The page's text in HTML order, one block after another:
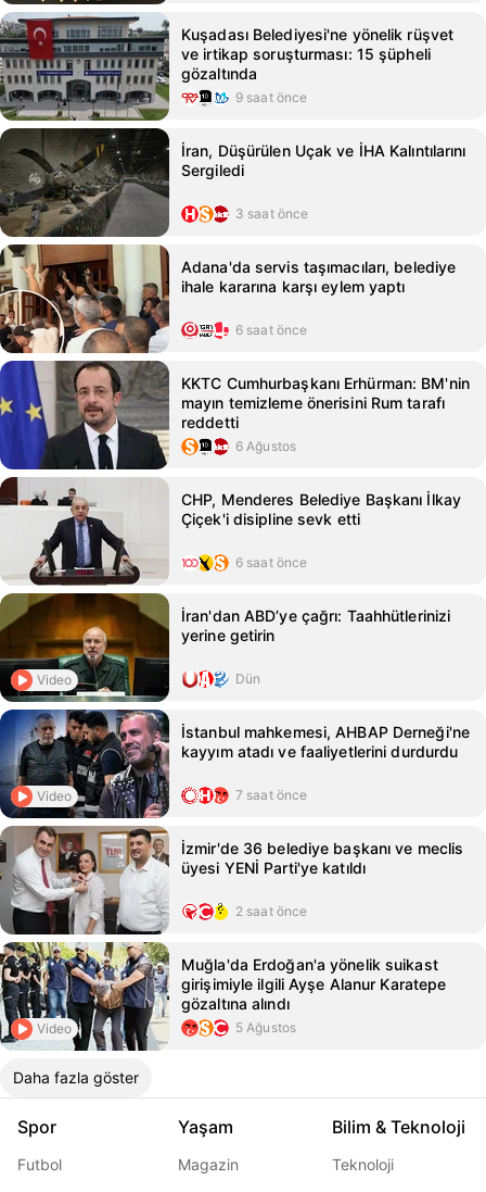
Kuşadası Belediyesi'ne yönelik rüşvet
ve irtikap soruşturması: 15 şüpheli
gözaltında
9 saat önce
İran, Düşürülen Uçak ve İHA Kalıntılarını
Sergiledi
3 saat önce
Adana'da servis taşımacıları, belediye
ihale kararına karşı eylem yaptı
6 saat önce
KKTC Cumhurbaşkanı Erhürman: BM'nin
mayın temizleme önerisini Rum tarafı
reddetti
6 Ağustos
CHP, Menderes Belediye Başkanı İlkay
Çiçek'i disipline sevk etti
6 saat önce
Video
İran'dan ABD’ye çağrı: Taahhütlerinizi
yerine getirin
Dün
Video
İstanbul mahkemesi, AHBAP Derneği'ne
kayyım atadı ve faaliyetlerini durdurdu
7 saat önce
İzmir'de 36 belediye başkanı ve meclis
üyesi YENİ Parti'ye katıldı
2 saat önce
Video
Muğla'da Erdoğan'a yönelik suikast
girişimiyle ilgili Ayşe Alanur Karatepe
gözaltına alındı
5 Ağustos
Daha fazla göster
Spor
Futbol
Yaşam
Magazin
Bilim & Teknoloji
Teknoloji